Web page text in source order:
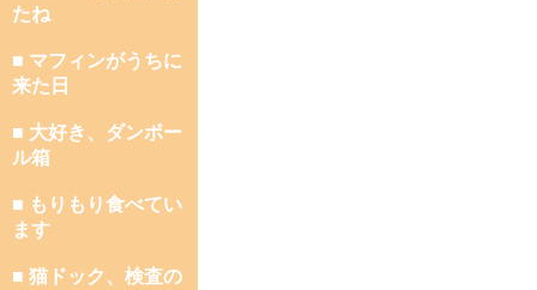
たね
■ マフィンがうちに
来た日
■ 大好き、ダンボー
ル箱
■ もりもり食べてい
ます
■ 猫ドック、検査の